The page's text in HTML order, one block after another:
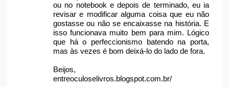
ou no notebook e depois de terminado, eu ia
revisar e modificar alguma coisa que eu não
gostasse ou não se encaixasse na história. E
isso funcionava muito bem para mim. Lógico
que há o perfeccionismo batendo na porta,
mas às vezes é bom deixá-lo do lado de fora.
Beijos,
entreoculoselivros.blogspot.com.br/